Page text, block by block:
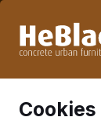
Woche 33
Cookies